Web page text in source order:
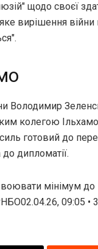
щодо своєї
вирішення війни
Володимир
колегою
готовий до
дипломатії.
мінімум до
09:05 •